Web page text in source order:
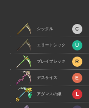
シックル
エリートシック
ル
ブレイブシック
ル
デスサイズ
アダマスの鎌